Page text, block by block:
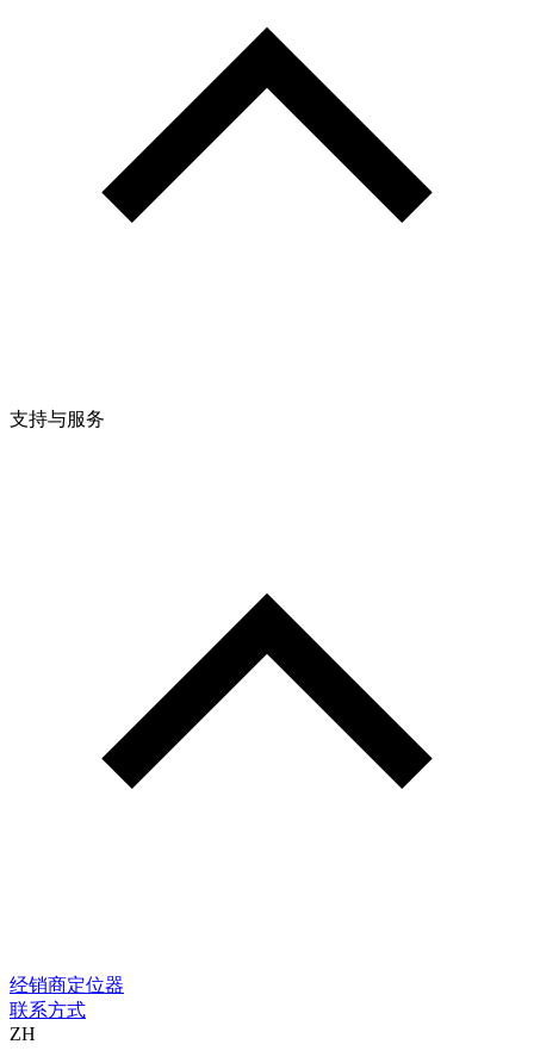
支持与服务
经销商定位器
联系方式
ZH